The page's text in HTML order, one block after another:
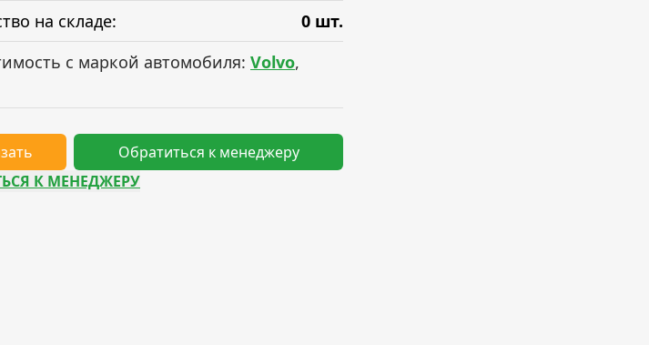
на складе:
0 шт.
с маркой автомобиля: Volvo,
Обратиться к менеджеру
К МЕНЕДЖЕРУ